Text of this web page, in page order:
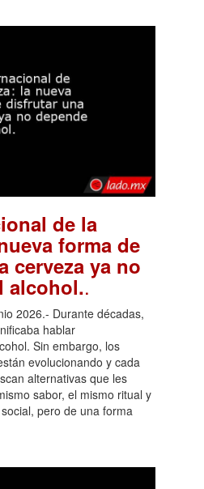
de la
forma de
cerveza ya no
alcohol..
2026.- Durante décadas,
hablar
Sin embargo, los
evolucionando y cada
alternativas que les
sabor, el mismo ritual y
pero de una forma